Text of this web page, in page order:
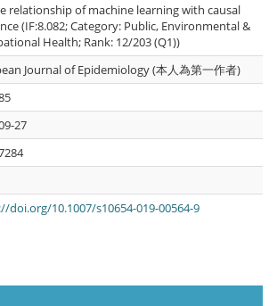
relationship of machine learning with causal
(IF:8.082; Category: Public, Environmental &
Health; Rank: 12/203 (Q1))
Journal of Epidemiology (本人為第一作者)
27
doi.org/10.1007/s10654-019-00564-9